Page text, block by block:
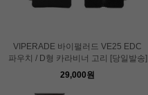
VIPERADE 바이펄러드 VE25 EDC
파우치 / D형 카라비너 고리 [당일발송]
29,000원